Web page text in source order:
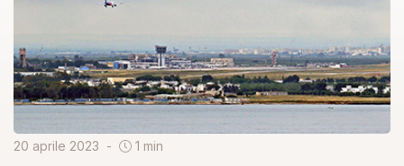
20 aprile 2023 1 min